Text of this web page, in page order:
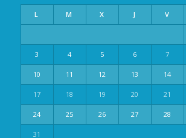
L M X J V
3 4 5 6 7
10 11 12 13 14
17 18 19 20 21
24 25 26 27 28
31